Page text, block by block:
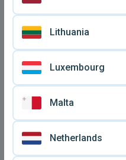
Ιάσωνας αυτοκινούμενη
φιγούρα γαλάζια πέρλα
μεταχειρισμένη El Greco
Lithuania
Luxembourg
Malta
Netherlands